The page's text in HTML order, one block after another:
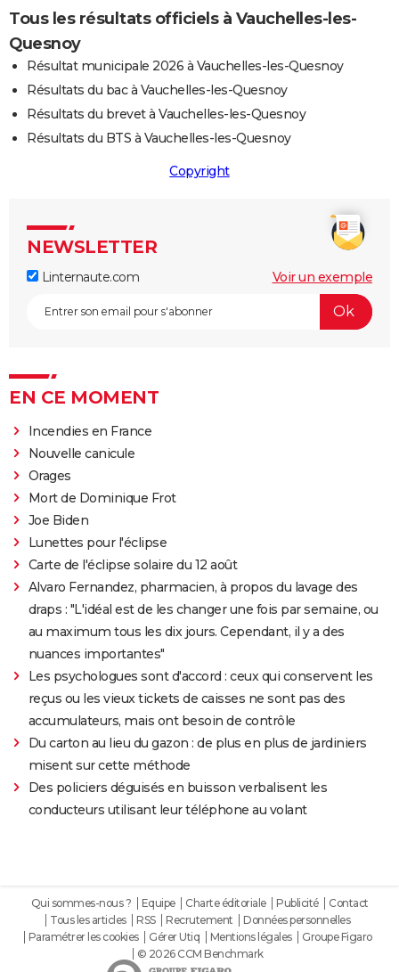
Tous les résultats officiels à Vauchelles-les-
Quesnoy
Résultat municipale 2026 à Vauchelles-les-Quesnoy
Résultats du bac à Vauchelles-les-Quesnoy
Résultats du brevet à Vauchelles-les-Quesnoy
Résultats du BTS à Vauchelles-les-Quesnoy
Copyright
NEWSLETTER
Linternaute.com Voir un exemple
EN CE MOMENT
Incendies en France
Nouvelle canicule
Orages
Mort de Dominique Frot
Joe Biden
Lunettes pour l'éclipse
Carte de l'éclipse solaire du 12 août
Alvaro Fernandez, pharmacien, à propos du lavage des
draps : "L'idéal est de les changer une fois par semaine, ou
au maximum tous les dix jours. Cependant, il y a des
nuances importantes"
Les psychologues sont d'accord : ceux qui conservent les
reçus ou les vieux tickets de caisses ne sont pas des
accumulateurs, mais ont besoin de contrôle
Du carton au lieu du gazon : de plus en plus de jardiniers
misent sur cette méthode
Des policiers déguisés en buisson verbalisent les
conducteurs utilisant leur téléphone au volant
Qui sommes-nous ? Equipe Charte éditoriale Publicité
Contact
Tous les articles
RSS Recrutement
Données personnelles
Paramétrer les cookies
Gérer Utiq Mentions légales
Groupe Figaro
© 2026 CCM Benchmark